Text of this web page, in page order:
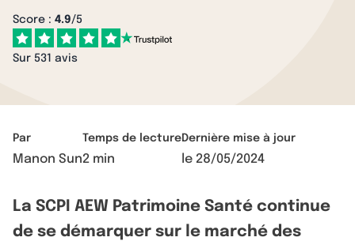
Score : 4.9/5
Sur 531 avis
Par
Manon Sun
Temps de lecture
2 min
Dernière mise à jour
le 28/05/2024
La SCPI AEW Patrimoine Santé continue
de se démarquer sur le marché des